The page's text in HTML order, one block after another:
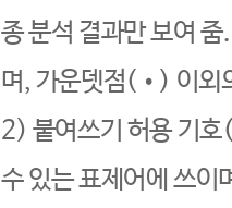
종 분석 결과만 보여
며, 가운뎃점(•) 이외
2) 붙여쓰기 허용 기호
수 있는 표제어에 쓰이